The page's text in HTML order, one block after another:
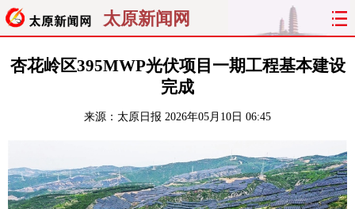
太原新闻网
首页 聚焦 太原 山西
旅游 理财 政务 教育
杏花岭区395MWP光伏项目一期工程基本建设
完成
来源： 太原日报 2026年05月10日 06:45